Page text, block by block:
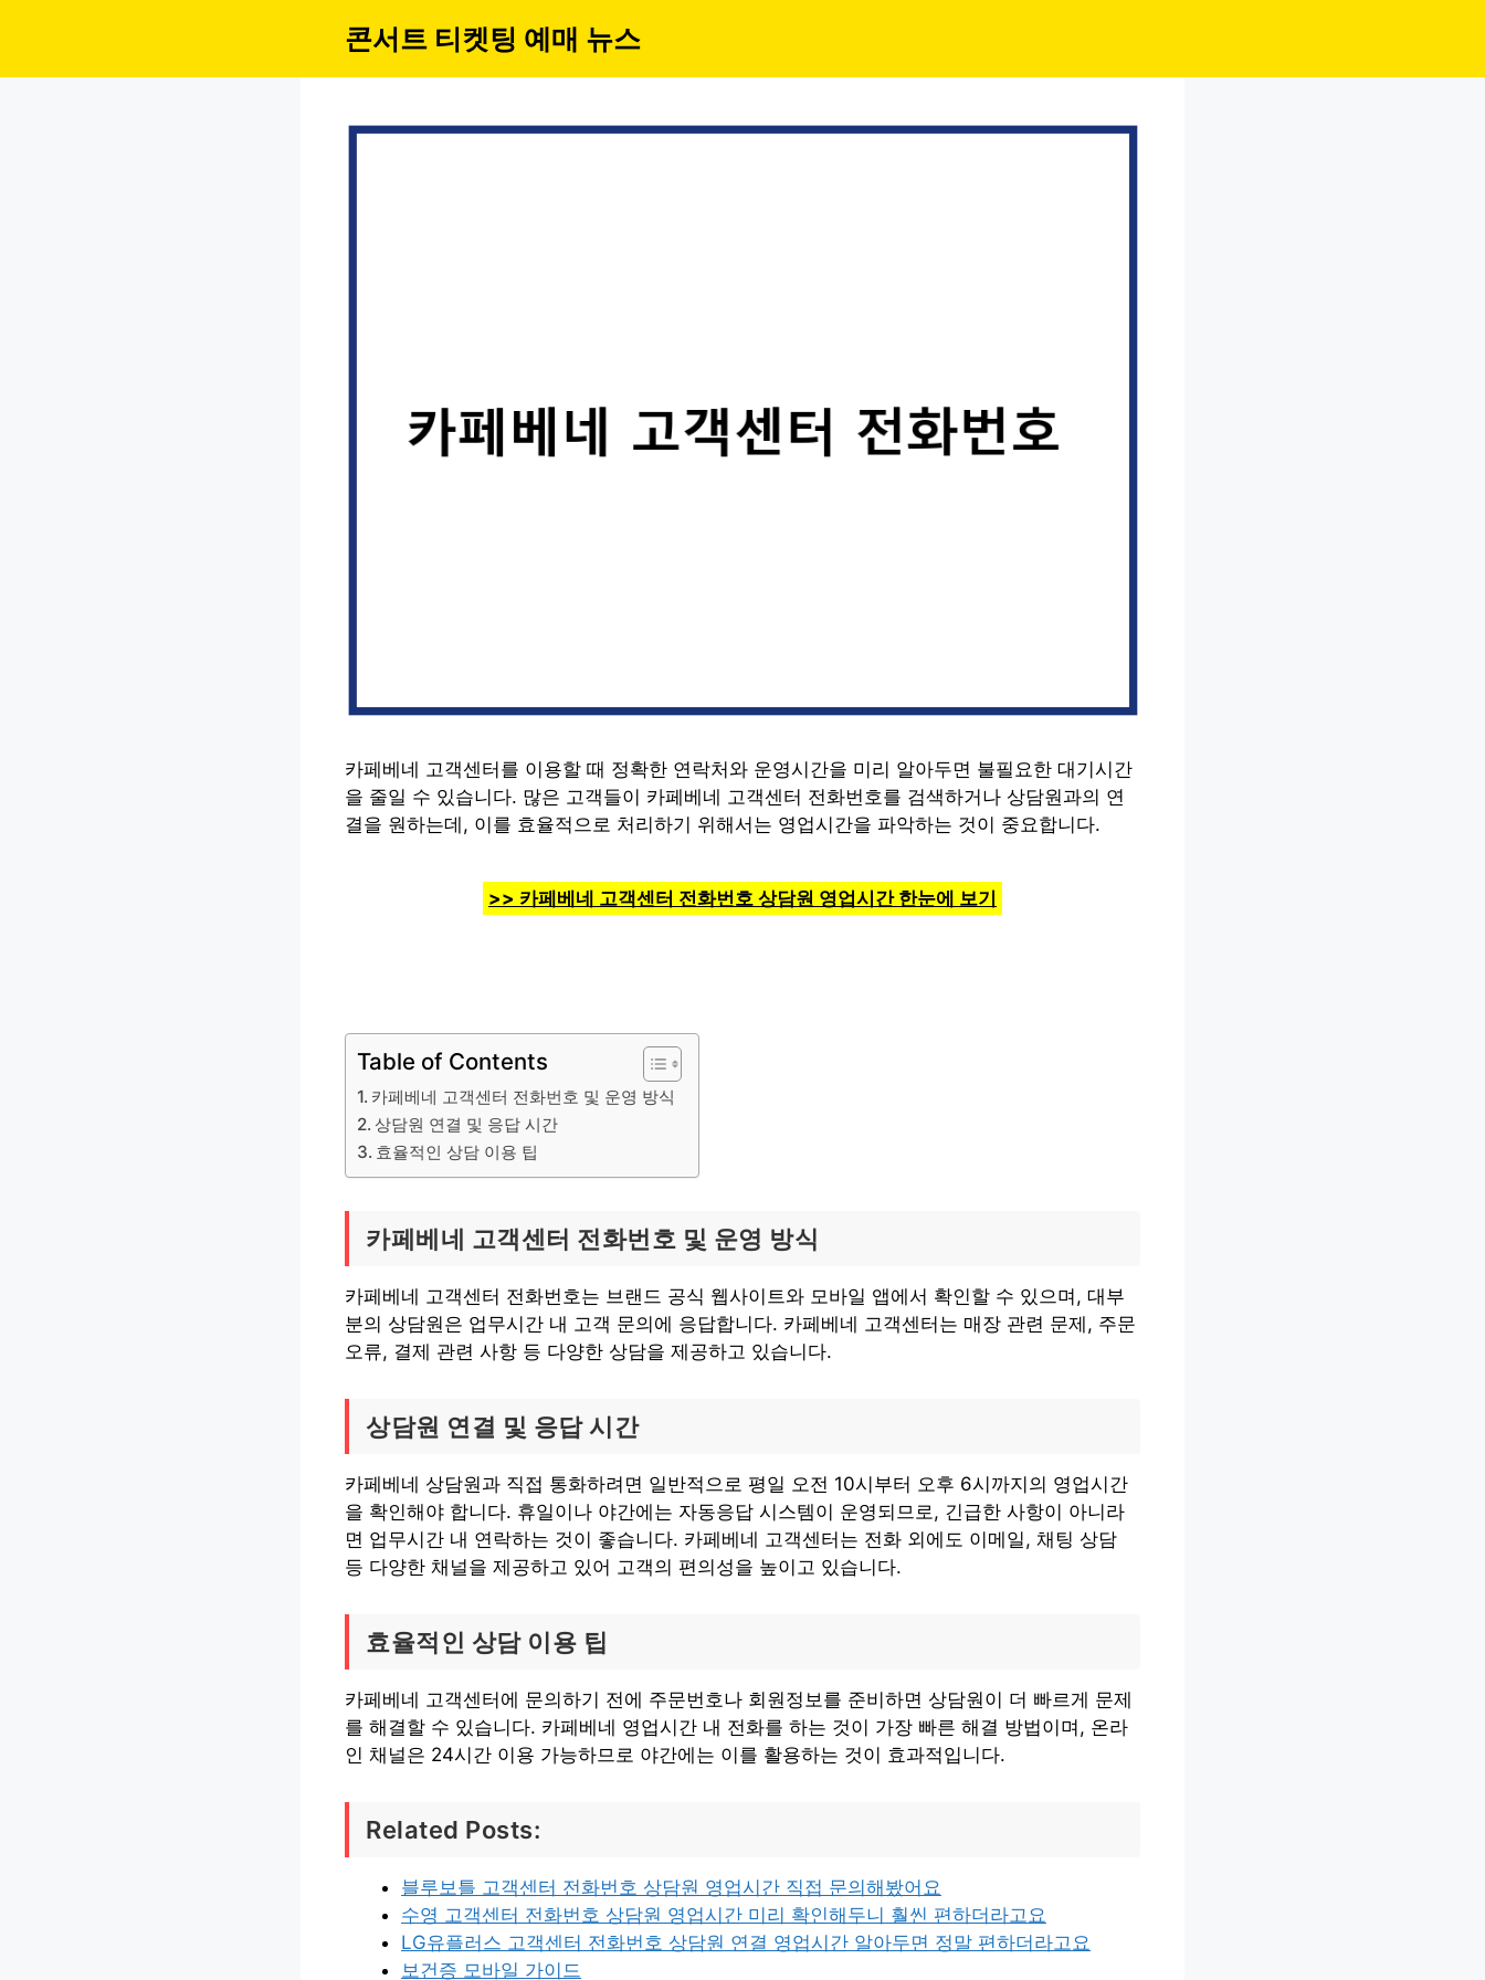
콘서트 티켓팅 예매 뉴스
카페베네 고객센터를 이용할 때 정확한 연락처와 운영시간을 미리 알아두면 불필요한 대기시간
을 줄일 수 있습니다. 많은 고객들이 카페베네 고객센터 전화번호를 검색하거나 상담원과의 연
결을 원하는데, 이를 효율적으로 처리하기 위해서는 영업시간을 파악하는 것이 중요합니다.
>> 카페베네 고객센터 전화번호 상담원 영업시간 한눈에 보기
Table of Contents
카페베네 고객센터 전화번호 및 운영 방식
상담원 연결 및 응답 시간
효율적인 상담 이용 팁
카페베네 고객센터 전화번호 및 운영 방식
카페베네 고객센터 전화번호는 브랜드 공식 웹사이트와 모바일 앱에서 확인할 수 있으며, 대부
분의 상담원은 업무시간 내 고객 문의에 응답합니다. 카페베네 고객센터는 매장 관련 문제, 주문
오류, 결제 관련 사항 등 다양한 상담을 제공하고 있습니다.
상담원 연결 및 응답 시간
카페베네 상담원과 직접 통화하려면 일반적으로 평일 오전 10시부터 오후 6시까지의 영업시간
을 확인해야 합니다. 휴일이나 야간에는 자동응답 시스템이 운영되므로, 긴급한 사항이 아니라
면 업무시간 내 연락하는 것이 좋습니다. 카페베네 고객센터는 전화 외에도 이메일, 채팅 상담
등 다양한 채널을 제공하고 있어 고객의 편의성을 높이고 있습니다.
효율적인 상담 이용 팁
카페베네 고객센터에 문의하기 전에 주문번호나 회원정보를 준비하면 상담원이 더 빠르게 문제
를 해결할 수 있습니다. 카페베네 영업시간 내 전화를 하는 것이 가장 빠른 해결 방법이며, 온라
인 채널은 24시간 이용 가능하므로 야간에는 이를 활용하는 것이 효과적입니다.
Related Posts:
블루보틀 고객센터 전화번호 상담원 영업시간 직접 문의해봤어요
수영 고객센터 전화번호 상담원 영업시간 미리 확인해두니 훨씬 편하더라고요
LG유플러스 고객센터 전화번호 상담원 연결 영업시간 알아두면 정말 편하더라고요
보건증 모바일 가이드